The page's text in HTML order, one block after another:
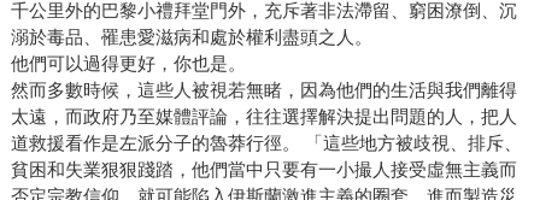
千公里外的巴黎小禮拜堂門外，充斥著非法滯留、窮困潦倒、沉
溺於毒品、罹患愛滋病和處於權利盡頭之人。
他們可以過得更好，你也是。
然而多數時候，這些人被視若無睹，因為他們的生活與我們離得
太遠，而政府乃至媒體評論，往往選擇解決提出問題的人，把人
道救援看作是左派分子的魯莽行徑。 「這些地方被歧視、排斥、
貧困和失業狠狠踐踏，他們當中只要有一小撮人接受虛無主義而
否定宗教信仰，就可能陷入伊斯蘭激進主義的圈套，進而製造災